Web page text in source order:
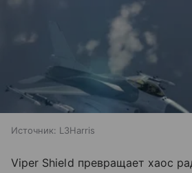
Источник: L3Harris
Viper Shield превращает хаос